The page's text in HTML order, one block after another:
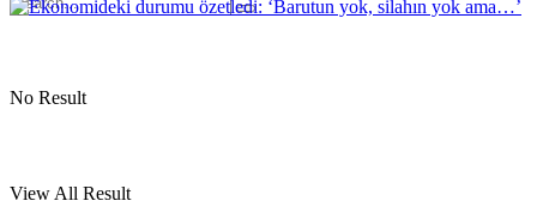
No Result
View All Result